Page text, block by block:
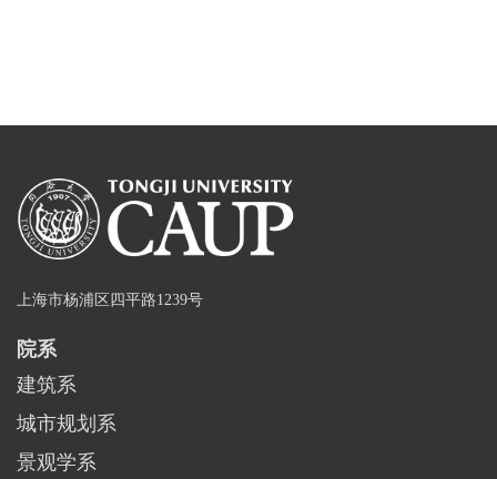
上海市杨浦区四平路1239号
院系
建筑系
城市规划系
景观学系